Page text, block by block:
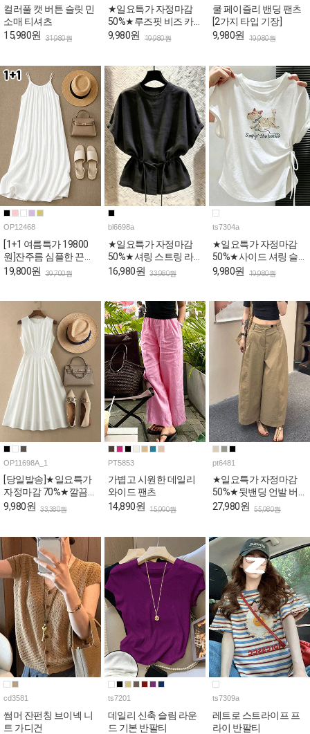
컬러풀 캣 버튼 슬릿 민
소매 티셔츠
15,980원 31,980원
★일요특가 자정마감
50%★루즈핏 비즈 카
라넥 반팔 블라우스
9,980원 19,980원
쿨 페이즐리 밴딩 팬츠
[2가지 타입 기장]
9,980원 19,980원
OP12468
[1+1 여름특가 19800
원]잔주름 심플한 끈나
시 롱 원피스
19,800원 39,700원
bl6698a
★일요특가 자정마감
50%★셔링 스트링 라
운드 여름 블라우스
16,980원 33,980원
ts7304a
★일요특가 자정마감
50%★사이드 셔링 슬
림핏 반팔 티셔츠
9,980원 19,980원
OP11698A_1
[당일발송]★일요특가
자정마감 70%★깔끔한
핀턱라인 민소매 롱 원
9,980원 33,380원
PT5853
가볍고 시원한 데일리
와이드 팬츠
14,890원 15,990원
pt6481
★일요특가 자정마감
50%★뒷밴딩 언발 버
튼 와이드 코튼 팬츠
27,980원 55,980원
cd3581
썸머 잔펀칭 브이넥 니
트 가디건
ts7201
데일리 신축 슬림 라운
드 기본 반팔티
ts7309a
레트로 스트라이프 프
라이 반팔티